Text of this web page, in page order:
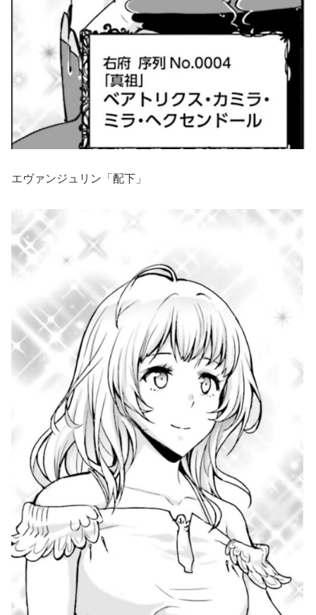
エヴァンジュリン「配下」